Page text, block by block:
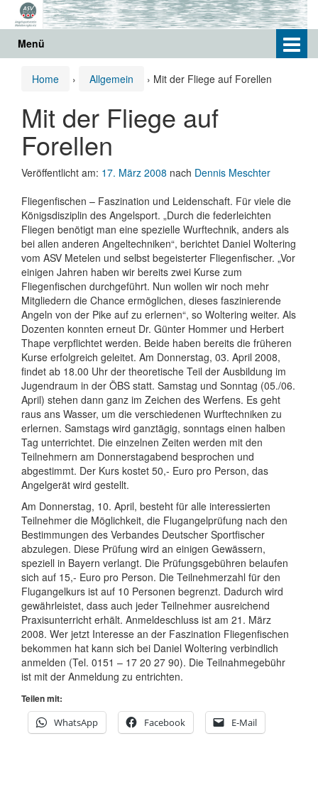
Springe
zum
Hauptmenü
Menü
Home › Allgemein › Mit der Fliege auf Forellen
Mit der Fliege auf
Forellen
Veröffentlicht am: 17. März 2008 nach Dennis Meschter
Fliegenfischen – Faszination und Leidenschaft. Für viele die
Königsdisziplin des Angelsport. „Durch die federleichten
Fliegen benötigt man eine spezielle Wurftechnik, anders als
bei allen anderen Angeltechniken“, berichtet Daniel Woltering
vom ASV Metelen und selbst begeisterter Fliegenfischer. „Vor
einigen Jahren haben wir bereits zwei Kurse zum
Fliegenfischen durchgeführt. Nun wollen wir noch mehr
Mitgliedern die Chance ermöglichen, dieses faszinierende
Angeln von der Pike auf zu erlernen“, so Woltering weiter. Als
Dozenten konnten erneut Dr. Günter Hommer und Herbert
Thape verpflichtet werden. Beide haben bereits die früheren
Kurse erfolgreich geleitet. Am Donnerstag, 03. April 2008,
findet ab 18.00 Uhr der theoretische Teil der Ausbildung im
Jugendraum in der ÖBS statt. Samstag und Sonntag (05./06.
April) stehen dann ganz im Zeichen des Werfens. Es geht
raus ans Wasser, um die verschiedenen Wurftechniken zu
erlernen. Samstags wird ganztägig, sonntags einen halben
Tag unterrichtet. Die einzelnen Zeiten werden mit den
Teilnehmern am Donnerstagabend besprochen und
abgestimmt. Der Kurs kostet 50,- Euro pro Person, das
Angelgerät wird gestellt.
Am Donnerstag, 10. April, besteht für alle interessierten
Teilnehmer die Möglichkeit, die Flugangelprüfung nach den
Bestimmungen des Verbandes Deutscher Sportfischer
abzulegen. Diese Prüfung wird an einigen Gewässern,
speziell in Bayern verlangt. Die Prüfungsgebühren belaufen
sich auf 15,- Euro pro Person. Die Teilnehmerzahl für den
Flugangelkurs ist auf 10 Personen begrenzt. Dadurch wird
gewährleistet, dass auch jeder Teilnehmer ausreichend
Praxisunterricht erhält. Anmeldeschluss ist am 21. März
2008. Wer jetzt Interesse an der Faszination Fliegenfischen
bekommen hat kann sich bei Daniel Woltering verbindlich
anmelden (Tel. 0151 – 17 20 27 90). Die Teilnahmegebühr
ist mit der Anmeldung zu entrichten.
Teilen mit:
WhatsApp
Facebook E-Mail